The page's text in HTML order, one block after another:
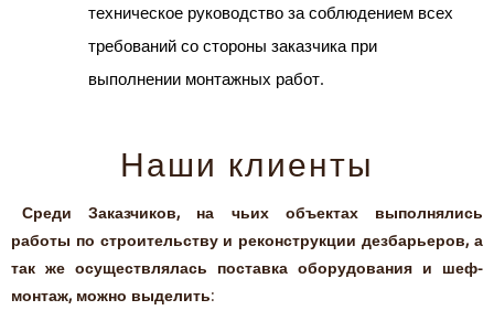
техническое руководство за соблюдением всех
требований со стороны заказчика при
выполнении монтажных работ.
Наши клиенты
Среди Заказчиков, на чьих объектах выполнялись
работы по строительству и реконструкции дезбарьеров, а
так же осуществлялась поставка оборудования и шеф-
монтаж, можно выделить: